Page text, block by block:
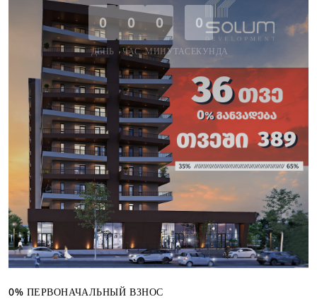
0
ДЕНЬ
0
ЧАС
0
МИНУТА
0
СЕКУНДА
0% ПЕРВОНАЧАЛЬНЫЙ ВЗНОС